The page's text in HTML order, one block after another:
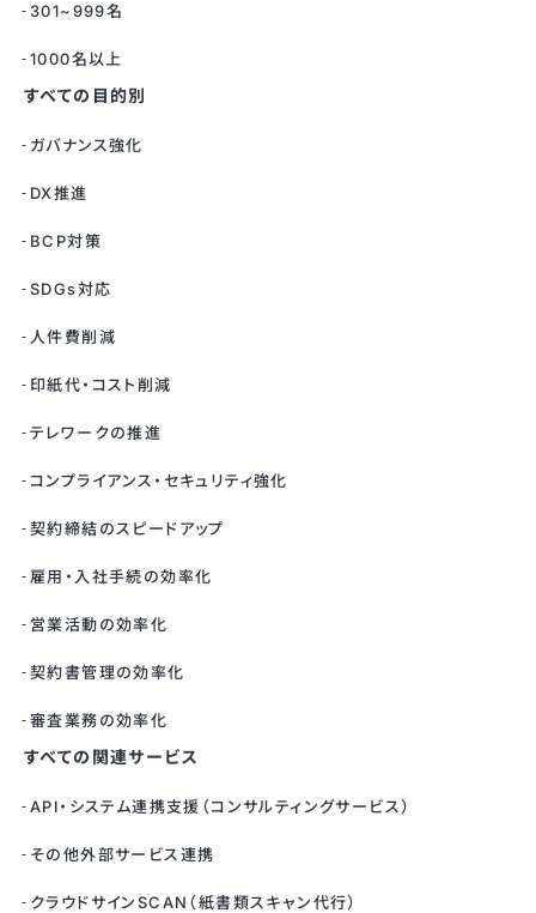
301~999名
1000名以上
すべての目的別
ガバナンス強化
DX推進
BCP対策
SDGs対応
人件費削減
印紙代・コスト削減
テレワークの推進
コンプライアンス・セキュリティ強化
契約締結のスピードアップ
雇用・入社手続の効率化
営業活動の効率化
契約書管理の効率化
審査業務の効率化
すべての関連サービス
API・システム連携支援（コンサルティングサービス）
その他外部サービス連携
クラウドサインSCAN（紙書類スキャン代行）